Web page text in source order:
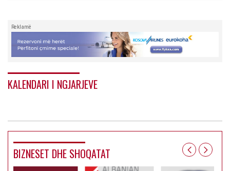
Reklamë
KALENDARI I NGJARJEVE
BIZNESET DHE SHOQATAT